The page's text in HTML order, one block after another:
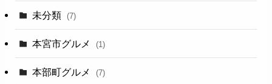
未分類 (7)
本宮市グルメ (1)
本部町グルメ (7)